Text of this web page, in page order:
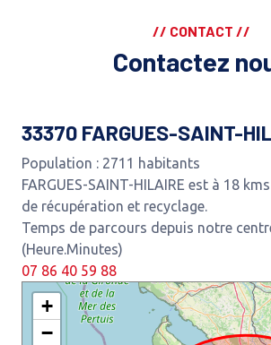
// CONTACT //
Contactez
33370 FARGUES-SAINT-
Population : 2711 habitants
FARGUES-SAINT-HILAIRE est à 18
de récupération et recyclage.
Temps de parcours depuis notre
(Heure.Minutes)
07 86 40 59 88
+
−